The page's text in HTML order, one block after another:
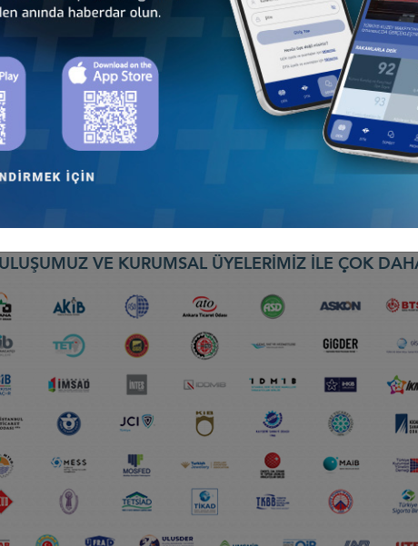
Üyesi
ve Denetim Kurulu Üyesi
VE KURUMSAL ÜYELERİMİZ İLE ÇOK